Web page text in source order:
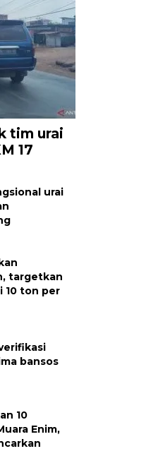
tim urai
17
urai
targetkan
10 ton per
bansos
10
Enim,